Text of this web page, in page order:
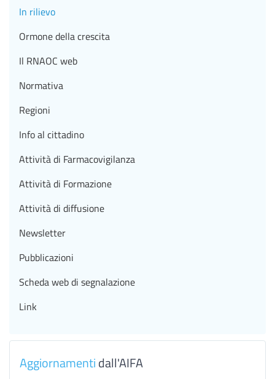
Aggiornamentidall'AIFA
In rilievo
Ormone della crescita
Il RNAOC web
Normativa
Regioni
Info al cittadino
Attività di Farmacovigilanza
Attività di Formazione
Attività di diffusione
Newsletter
Pubblicazioni
Scheda web di segnalazione
Link